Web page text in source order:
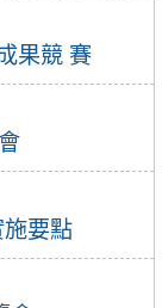
果競 賽
要點